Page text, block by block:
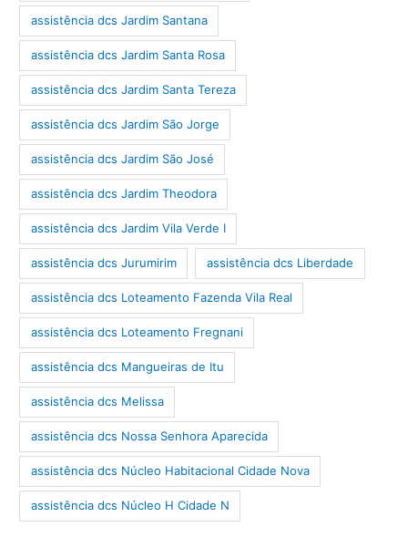
assistência dcs Jardim Santana
assistência dcs Jardim Santa Rosa
assistência dcs Jardim Santa Tereza
assistência dcs Jardim São Jorge
assistência dcs Jardim São José
assistência dcs Jardim Theodora
assistência dcs Jardim Vila Verde I
assistência dcs Jurumirim assistência dcs Liberdade
assistência dcs Loteamento Fazenda Vila Real
assistência dcs Loteamento Fregnani
assistência dcs Mangueiras de Itu
assistência dcs Melissa
assistência dcs Nossa Senhora Aparecida
assistência dcs Núcleo Habitacional Cidade Nova
assistência dcs Núcleo H Cidade N